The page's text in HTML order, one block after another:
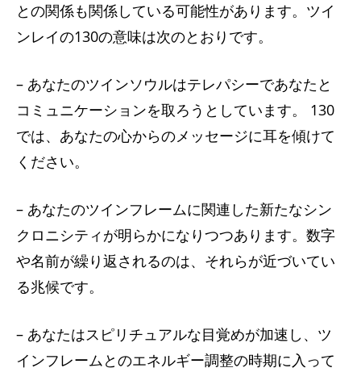
との関係も関係している可能性があります。ツイ
ンレイの130の意味は次のとおりです。
– あなたのツインソウルはテレパシーであなたと
コミュニケーションを取ろうとしています。 130
では、あなたの心からのメッセージに耳を傾けて
ください。
– あなたのツインフレームに関連した新たなシン
クロニシティが明らかになりつつあります。数字
や名前が繰り返されるのは、それらが近づいてい
る兆候です。
– あなたはスピリチュアルな目覚めが加速し、ツ
インフレームとのエネルギー調整の時期に入って